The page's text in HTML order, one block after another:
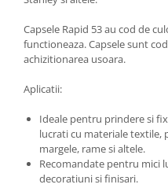
Capsele Rapid 53 au cod de
functioneaza. Capsele sunt
achizitionarea usoara.
Aplicatii:
Ideale pentru prindere si
lucrati cu materiale textile,
margele, rame si altele.
Recomandate pentru mici
decoratiuni si finisari.